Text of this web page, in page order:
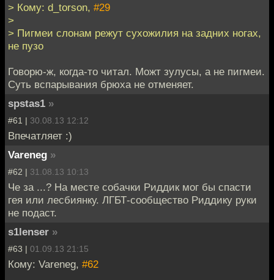
> Кому: d_torson, #29
>
> Пигмеи слонам режут сухожилия на задних ногах,
не пузо
Говорю-ж, когда-то читал. Можт зулусы, а не пигмеи.
Суть вспарывания брюха не отменяет.
spstas1 »
#61 | 30.08.13 12:12
Впечатляет :)
Vareneg »
#62 | 31.08.13 10:13
Че за ...? На месте собачки Риддик мог бы спасти
гея или лесбиянку. ЛГБТ-сообщество Риддику руки
не подаст.
s1lenser »
#63 | 01.09.13 21:15
Кому: Vareneg, #62